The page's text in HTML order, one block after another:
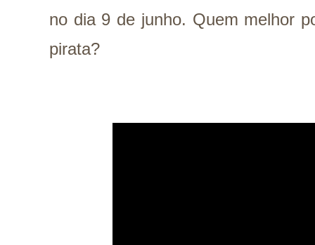
no dia 9 de junho. Quem melhor
pirata?